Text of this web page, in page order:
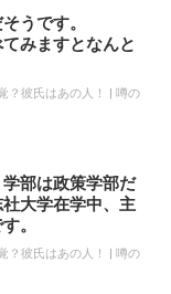
うです。
みますとなんと
？彼氏はあの人！ | 噂の
部は政策学部だ
大学在学中、主
。
？彼氏はあの人！ | 噂の